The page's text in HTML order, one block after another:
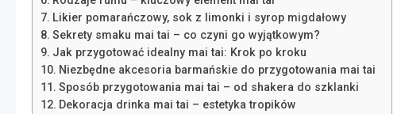
Likier pomarańczowy, sok z limonki i syrop migdałowy
Sekrety smaku mai tai – co czyni go wyjątkowym?
Jak przygotować idealny mai tai: Krok po kroku
Niezbędne akcesoria barmańskie do przygotowania mai tai
Sposób przygotowania mai tai – od shakera do szklanki
Dekoracja drinka mai tai – estetyka tropików